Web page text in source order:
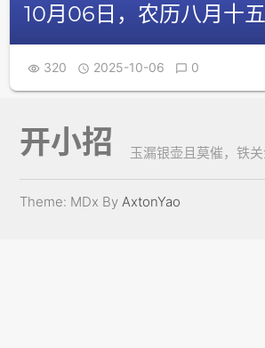
10月06日，农历八月十
 320  2025-10-06  0
开小招 玉漏银壶且莫催，铁关
Theme: MDx ByAxtonYao